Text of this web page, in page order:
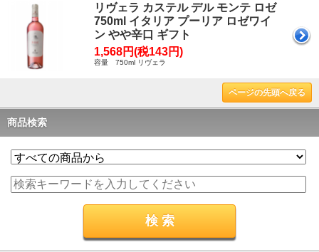
リヴェラ カステル デル モンテ ロゼ
750ml イタリア プーリア ロゼワイ
ン やや辛口 ギフト
1,568円(税143円)
容量 750ml リヴェラ
ページの先頭へ戻る
商品検索